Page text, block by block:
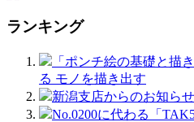
ランキング
「ポンチ絵の基礎と描
る モノを描き出す
新潟支店からのお知らせ
No.0200に代わる「